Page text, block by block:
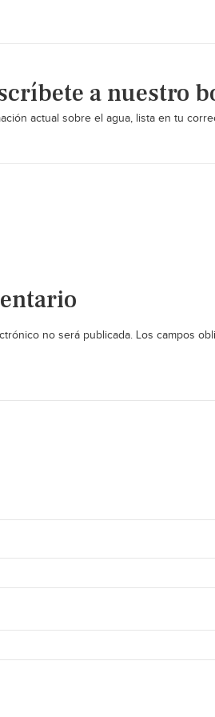
a nuestro
actual sobre el agua, lista en tu
no será publicada. Los campos